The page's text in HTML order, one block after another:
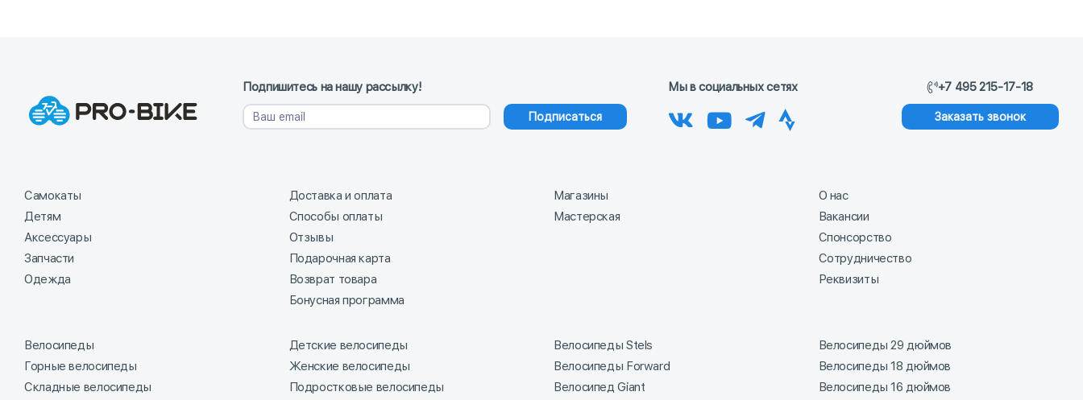
Подпишитесь на нашу рассылку!
Подписаться
Мы в социальных сетях +7 495 215-17-18
Заказать звонок
Самокаты
Детям
Аксессуары
Запчасти
Одежда
Доставка и оплата
Способы оплаты
Отзывы
Подарочная карта
Возврат товара
Бонусная программа
Магазины
Мастерская
О нас
Вакансии
Спонсорство
Сотрудничество
Реквизиты
Велосипеды
Горные велосипеды
Складные велосипеды
Детские велосипеды
Женские велосипеды
Подростковые велосипеды
Велосипеды Stels
Велосипеды Forward
Велосипед Giant
Велосипеды 29 дюймов
Велосипеды 18 дюймов
Велосипеды 16 дюймов